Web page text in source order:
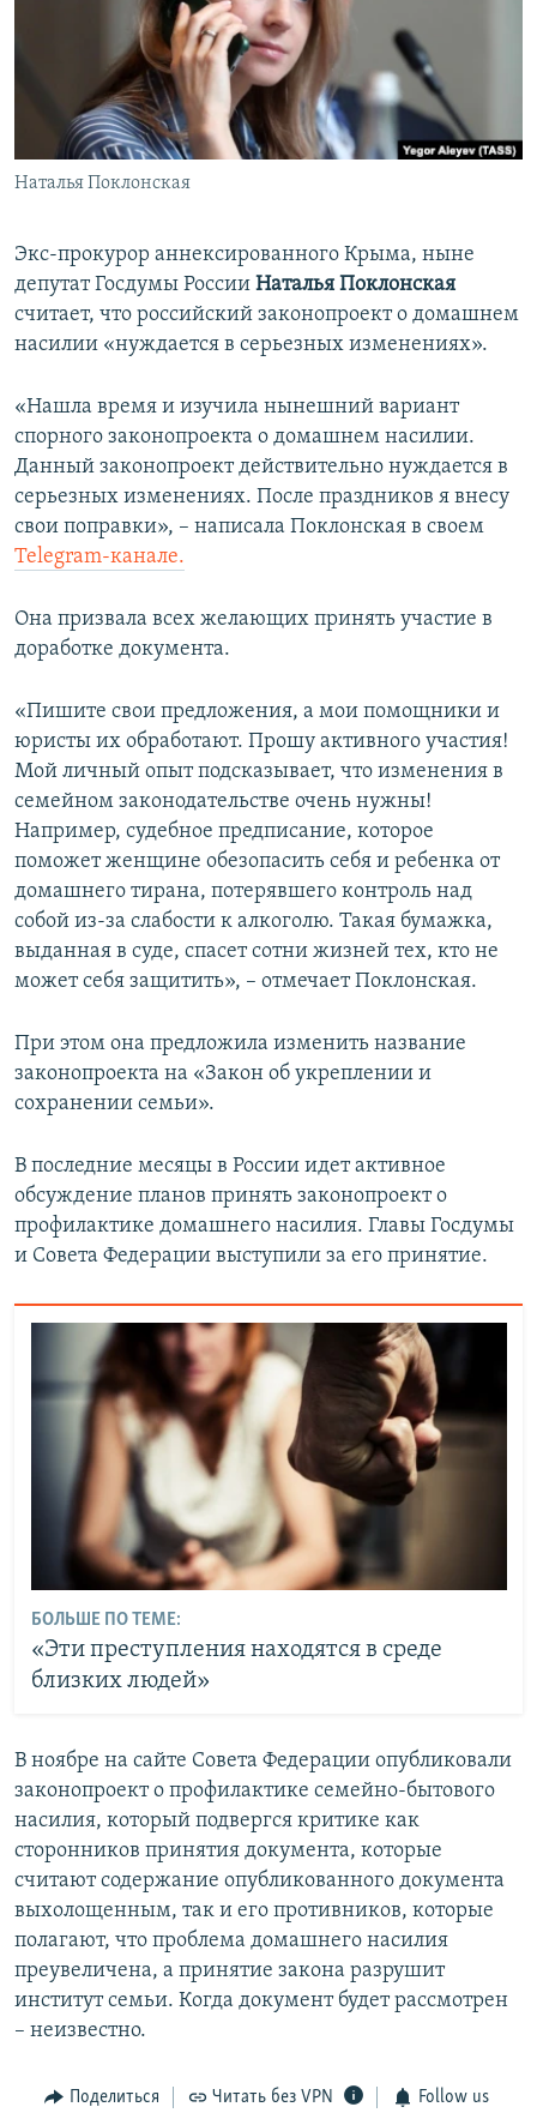
ПОБЕДИТЕЛЕЙ НЕ СУДЯТ?
КРЫМ.НЕПОКОРЕННЫЙ
ELIFBE
УКРАИНСКАЯ ПРОБЛЕМА КРЫМА
ПРИСОЕДИНЯЙТЕСЬ!
Все сайты RFE/RL
Наталья Поклонская
Экс-прокурор аннексированного Крыма, ныне
депутат Госдумы России Наталья Поклонская
считает, что российский законопроект о домашнем
насилии «нуждается в серьезных изменениях».
«Нашла время и изучила нынешний вариант
спорного законопроекта о домашнем насилии.
Данный законопроект действительно нуждается в
серьезных изменениях. После праздников я внесу
свои поправки», – написала Поклонская в своем
Telegram-канале.
Она призвала всех желающих принять участие в
доработке документа.
«Пишите свои предложения, а мои помощники и
юристы их обработают. Прошу активного участия!
Мой личный опыт подсказывает, что изменения в
семейном законодательстве очень нужны!
Например, судебное предписание, которое
поможет женщине обезопасить себя и ребенка от
домашнего тирана, потерявшего контроль над
собой из-за слабости к алкоголю. Такая бумажка,
выданная в суде, спасет сотни жизней тех, кто не
может себя защитить», – отмечает Поклонская.
При этом она предложила изменить название
законопроекта на «Закон об укреплении и
сохранении семьи».
В последние месяцы в России идет активное
обсуждение планов принять законопроект о
профилактике домашнего насилия. Главы Госдумы
и Совета Федерации выступили за его принятие.
БОЛЬШЕ ПО ТЕМЕ:
«Эти преступления находятся в среде
близких людей»
В ноябре на сайте Совета Федерации опубликовали
законопроект о профилактике семейно-бытового
насилия, который подвергся критике как
сторонников принятия документа, которые
считают содержание опубликованного документа
выхолощенным, так и его противников, которые
полагают, что проблема домашнего насилия
преувеличена, а принятие закона разрушит
институт семьи. Когда документ будет рассмотрен
– неизвестно.
Поделиться Читать без VPN Follow us